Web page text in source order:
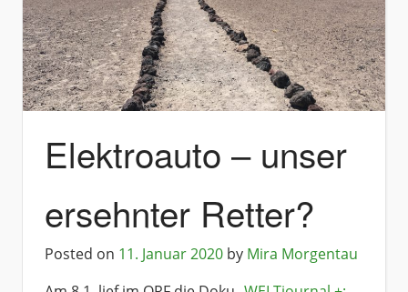
Elektroauto – unser
ersehnter Retter?
Posted on 11. Januar 2020 by Mira Morgentau